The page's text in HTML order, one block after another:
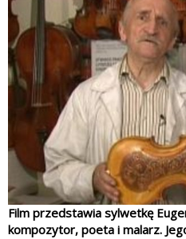
Film przedstawia sylwetkę
kompozytor, poeta i malarz.